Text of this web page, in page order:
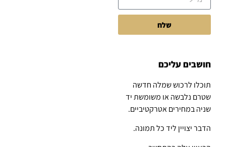
שלח
חושבים עליכם
תוכלו לרכוש שמלה חדשה
שטרם נלבשה או משומשת יד
שניה במחירים אטרקטיביים.
הדבר יצויין ליד כל תמונה.